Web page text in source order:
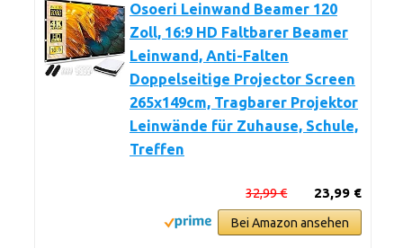
Osoeri Leinwand Beamer 120
Zoll, 16:9 HD Faltbarer Beamer
Leinwand, Anti-Falten
Doppelseitige Projector Screen
265x149cm, Tragbarer Projektor
Leinwände für Zuhause, Schule,
Treffen
23,99 €
32,99 €
Bei Amazon ansehen